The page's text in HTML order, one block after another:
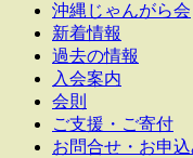
沖縄じゃんがら会
新着情報
過去の情報
入会案内
会則
ご支援・ご寄付
お問合せ・お申